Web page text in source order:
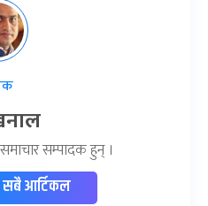
सम्पादक हुन् ।
आर्टिकल